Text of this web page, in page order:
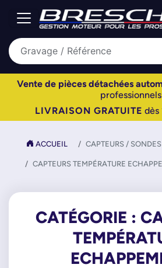
Vente de pièces détachées
professionnels
LIVRAISON GRATUITE dès
ACCUEIL CAPTEURS / SONDES
CAPTEURS TEMPÉRATURE
CATÉGORIE :